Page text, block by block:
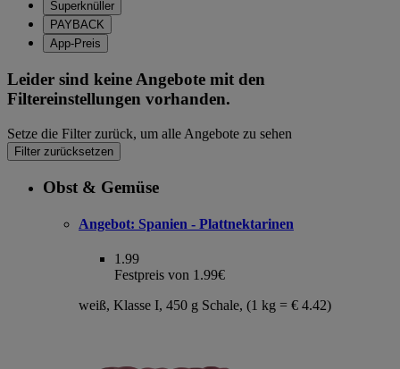
Superknüller
PAYBACK
App-Preis
Leider sind keine Angebote mit den
Filtereinstellungen vorhanden.
Setze die Filter zurück, um alle Angebote zu sehen
Filter zurücksetzen
Obst & Gemüse
Angebot: Spanien - Plattnektarinen
1.99
Festpreis von 1.99€
weiß, Klasse I, 450 g Schale, (1 kg = € 4.42)